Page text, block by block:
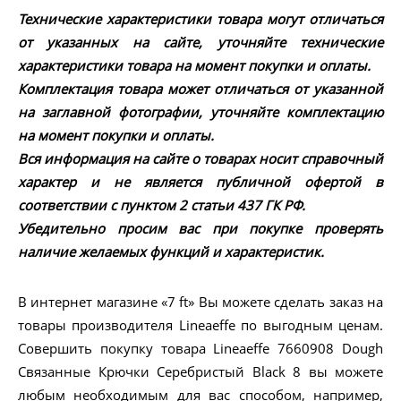
Технические характеристики товара могут отличаться
от указанных на сайте, уточняйте технические
характеристики товара на момент покупки и оплаты.
Комплектация товара может отличаться от указанной
на заглавной фотографии, уточняйте комплектацию
на момент покупки и оплаты.
Вся информация на сайте о товарах носит справочный
характер и не является публичной офертой в
соответствии с пунктом 2 статьи 437 ГК РФ.
Убедительно просим вас при покупке проверять
наличие желаемых функций и характеристик.
В интернет магазине «7 ft» Вы можете сделать заказ на
товары производителя Lineaeffe по выгодным ценам.
Совершить покупку товара Lineaeffe 7660908 Dough
Связанные Крючки Серебристый Black 8 вы можете
любым необходимым для вас способом, например,